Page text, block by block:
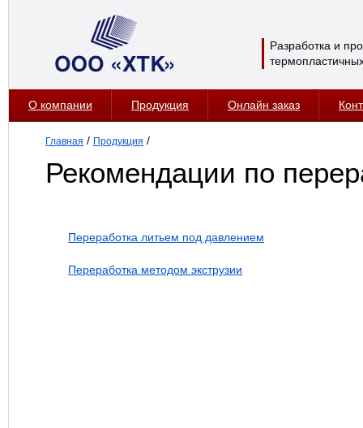
Разработка и
О компании Продукция Онлайн заказ
Главная / Продукция /
Рекомендации по
Переработка литьем под давлением
Переработка методом экструзии